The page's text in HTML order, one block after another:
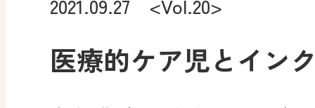
2021.09.27 <Vol.20>
医療的ケア児とイン